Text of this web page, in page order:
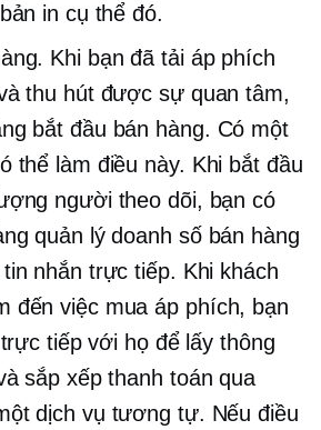
in cụ thể đó.
Khi bạn đã tải áp phích
thu hút được sự quan tâm,
bắt đầu bán hàng. Có một
thể làm điều này. Khi bắt đầu
người theo dõi, bạn có
quản lý doanh số bán hàng
nhắn trực tiếp. Khi khách
đến việc mua áp phích, bạn
tiếp với họ để lấy thông
sắp xếp thanh toán qua
dịch vụ tương tự. Nếu điều